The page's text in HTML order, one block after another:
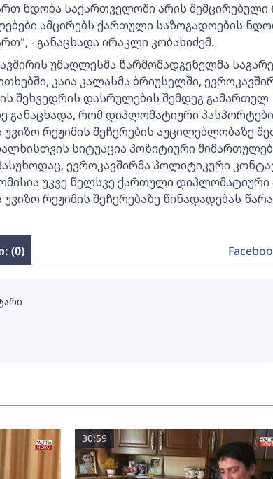
ნდობა საქართველოში არის შემცირებული
ამცირებს ქართული საზოგადოების
- განაცხადა ირაკლი კობახიძემ.
უმაღლესმა წარმომადგენელმა
კაია კალასმა ბრიუსელში,
შეხვედრის დასრულების შემდეგ გამართულ
განაცხადა, რომ დიპლომატიური
რეჟიმის შეჩერების აუცილებლობაზე
სიტუაცია პოზიტიური
ევროკავშირმა პოლიტიკური
უკვე წელსვე ქართული დიპლომატიური
რეჟიმის შეჩერებაზე წინადადებას
30:59
(0)